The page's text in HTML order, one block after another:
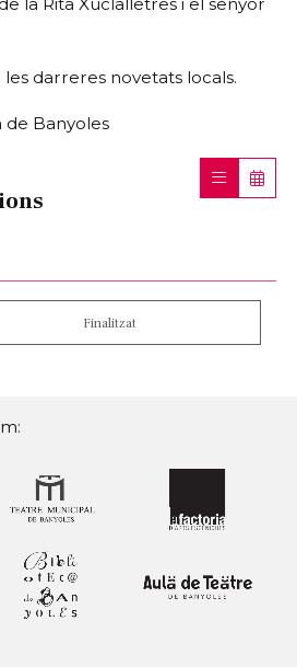
darreres novetats locals.
de Banyoles
Finalitzat